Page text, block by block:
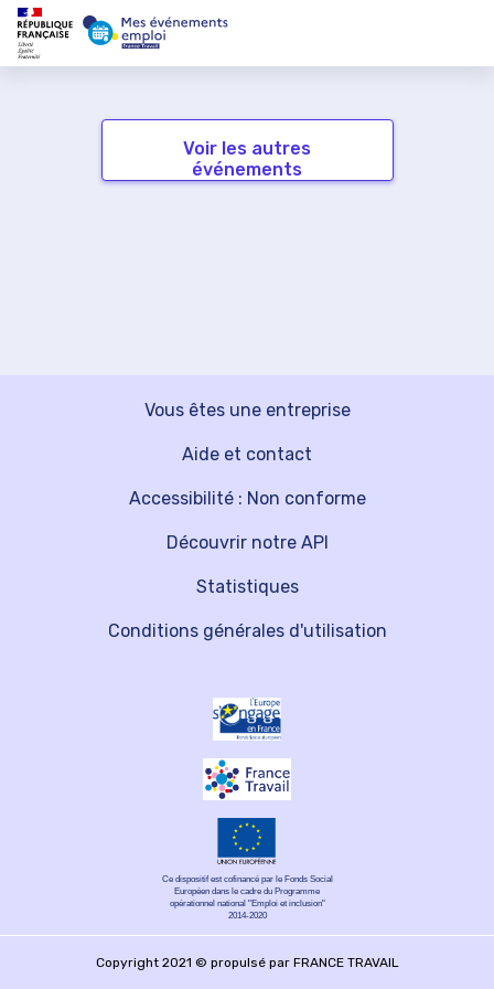
Voir les autres
événements
Vous êtes une entreprise
Découvrir notre API
Aide et contact
Statistiques
Accessibilité : Non conforme
Conditions générales d'utilisation
Ce dispositif est cofinancé par le Fonds Social
Européen dans le cadre du Programme
opérationnel national "Emploi et inclusion"
2014-2020
Copyright 2021 © propulsé par FRANCE TRAVAIL